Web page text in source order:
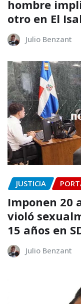
hombre
otro en El
Julio Benzant
JUSTICIA
Imponen 20
violó
15 años en
Julio Benzant